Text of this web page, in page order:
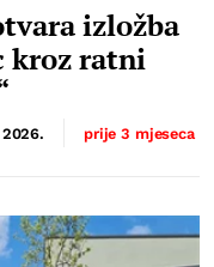
izložba
kroz ratni
prije 3 mjeseca